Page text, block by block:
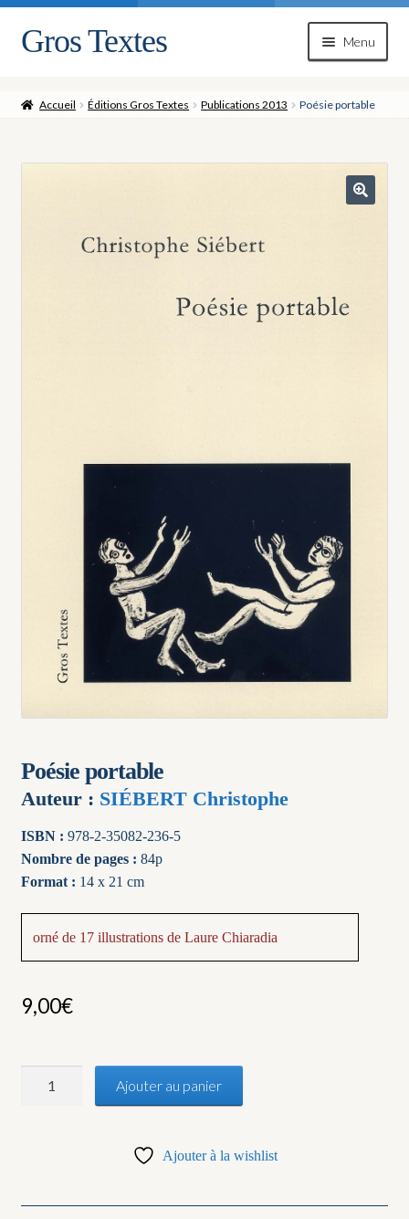
Aller
à
navigation
Aller
au
Gros Textes Menu
Accueil Éditions Gros Textes Publications 2013 Poésie portable
Poésie portable
Auteur : SIÉBERT Christophe
ISBN : 978-2-35082-236-5
Nombre de pages : 84p
Format : 14 x 21 cm
orné de 17 illustrations de Laure Chiaradia
9,00€
Ajouter au panier
Ajouter à la wishlist